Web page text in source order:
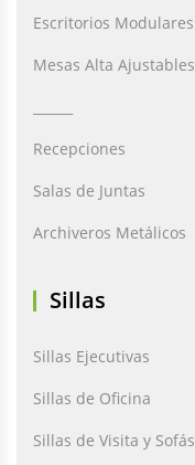
Escritorios Modulares
Mesas Alta Ajustables
Recepciones
Salas de Juntas
Archiveros Metálicos
Sillas
Sillas Ejecutivas
Sillas de Oficina
Sillas de Visita y Sofás